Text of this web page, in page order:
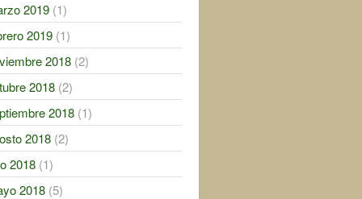
2019(1)
2019(1)
2018(2)
2018(2)
2018(1)
2018(2)
2018(1)
2018(5)